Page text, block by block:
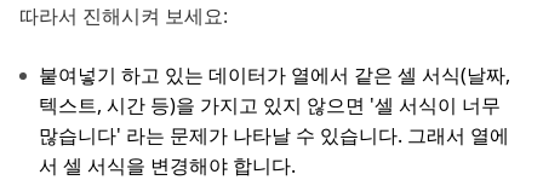
따라서 진해시켜 보세요:
붙여넣기 하고 있는 데이터가 열에서 같은 셀 서식(날짜,
텍스트, 시간 등)을 가지고 있지 않으면 '셀 서식이 너무
많습니다' 라는 문제가 나타날 수 있습니다. 그래서 열에
서 셀 서식을 변경해야 합니다.